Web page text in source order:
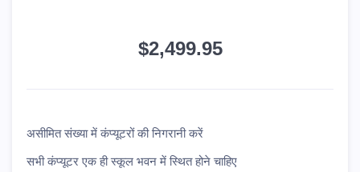
$2,499.95
असीमित संख्या में कंप्यूटरों की निगरानी करें
सभी कंप्यूटर एक ही स्कूल भवन में स्थित होने चाहिए